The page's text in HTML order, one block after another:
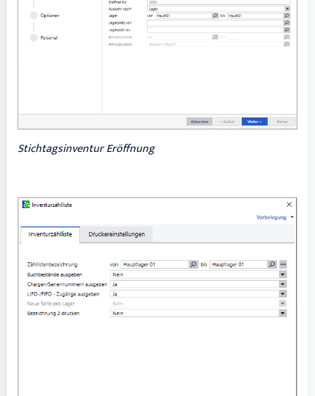
Stichtagsinventur Eröffnung